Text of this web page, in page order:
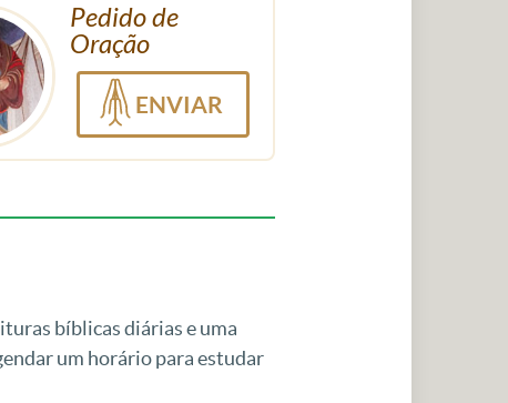
Pedido de
Oração
ENVIAR
bíblicas diárias e uma
um horário para estudar